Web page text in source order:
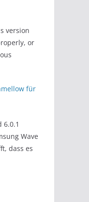
version
or
für
6.0.1
Wave
dass es